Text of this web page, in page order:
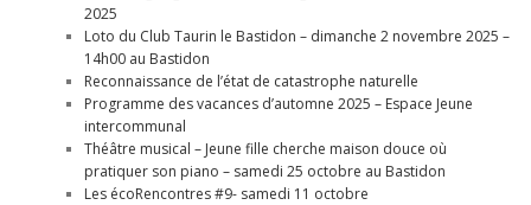
2025
Loto du Club Taurin le Bastidon – dimanche 2 novembre 2025 –
14h00 au Bastidon
Reconnaissance de l’état de catastrophe naturelle
Programme des vacances d’automne 2025 – Espace Jeune
intercommunal
Théâtre musical – Jeune fille cherche maison douce où
pratiquer son piano – samedi 25 octobre au Bastidon
Les écoRencontres #9- samedi 11 octobre